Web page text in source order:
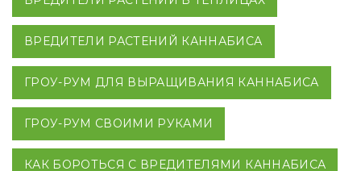
ВРЕДИТЕЛИ РАСТЕНИЙ КАННАБИСА
ГРОУ-РУМ ДЛЯ ВЫРАЩИВАНИЯ КАННАБИСА
ГРОУ-РУМ СВОИМИ РУКАМИ
КАК БОРОТЬСЯ С ВРЕДИТЕЛЯМИ КАННАБИСА